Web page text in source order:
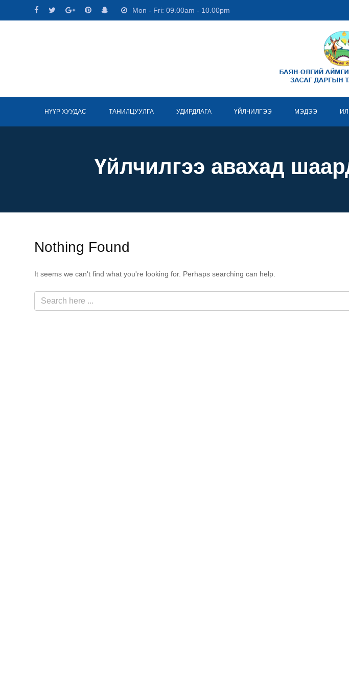
to
Mon - Fri: 09.00am - 10.00pm
НҮҮР ХУУДАС ТАНИЛЦУУЛГА УДИРДЛАГА ҮЙЛЧИЛГЭЭ МЭДЭЭ
Үйлчилгээ авахад
Nothing Found
It seems we can't find what you're looking for. Perhaps searching can help.